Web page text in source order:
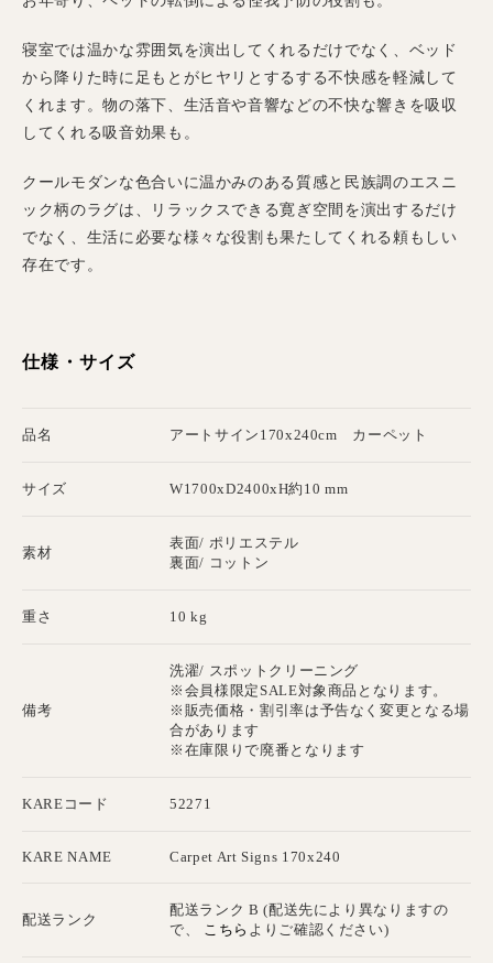
寝室では温かな雰囲気を演出してくれるだけでなく、ベッド
から降りた時に足もとがヒヤリとするする不快感を軽減して
くれます。物の落下、生活音や音響などの不快な響きを吸収
してくれる吸音効果も。
クールモダンな色合いに温かみのある質感と民族調のエスニ
ック柄のラグは、リラックスできる寛ぎ空間を演出するだけ
でなく、生活に必要な様々な役割も果たしてくれる頼もしい
存在です。
仕様・サイズ
品名 アートサイン170x240cm カーペット
サイズ W1700xD2400xH約10 mm
素材
表面/ ポリエステル
裏面/ コットン
重さ 10 kg
備考
洗濯/ スポットクリーニング
※会員様限定SALE対象商品となります。
※販売価格・割引率は予告なく変更となる場
合があります
※在庫限りで廃番となります
KAREコード 52271
KARE NAME Carpet Art Signs 170x240
配送ランク
配送ランク B (配送先により異なりますの
で、 こちら よりご確認ください)